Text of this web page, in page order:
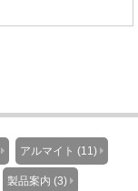
アルマイト (11)
製品案内 (3)